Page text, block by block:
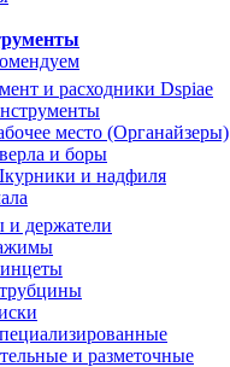
и расходники Dspiae
место (Органайзеры)
и боры
и надфиля
держатели
и разметочные